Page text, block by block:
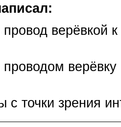
провод верёвкой к
проводом верёвку
с точки зрения